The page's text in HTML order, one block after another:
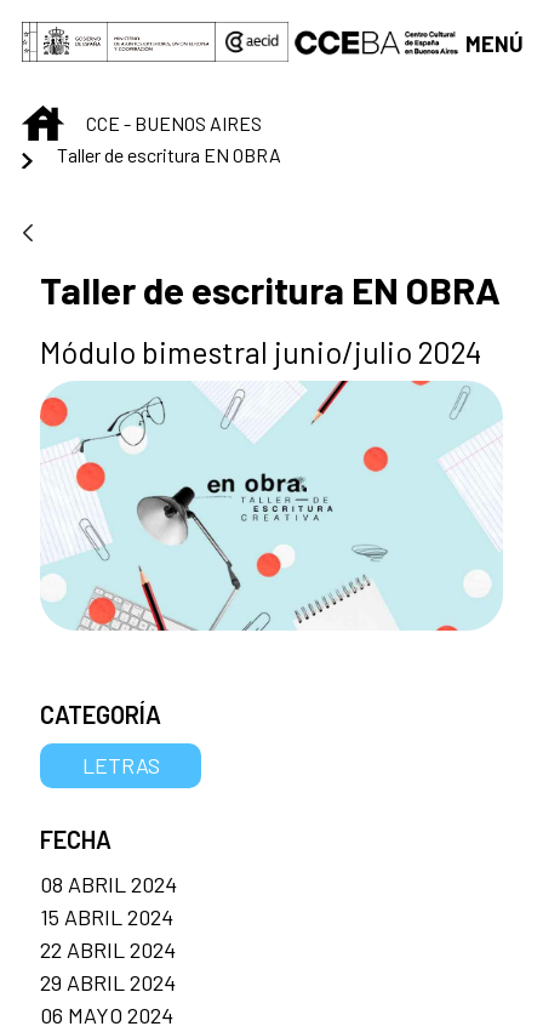
Saltar al contenido principal
MENÚ
INICIOCCE - BUENOS AIRES
Taller de escritura EN OBRA
Taller de escritura EN OBRA
Módulo bimestral junio/julio 2024
CATEGORÍA
LETRAS
FECHA
08 ABRIL 2024
15 ABRIL 2024
22 ABRIL 2024
29 ABRIL 2024
06 MAYO 2024